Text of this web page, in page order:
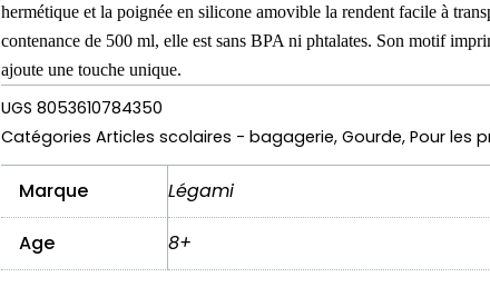
hermétique et la poignée en silicone amovible la rendent facile à
contenance de 500 ml, elle est sans BPA ni phtalates. Son motif
ajoute une touche unique.
UGS 8053610784350
Catégories Articles scolaires - bagagerie, Gourde, Pour les
Marque Légami
Age 8+